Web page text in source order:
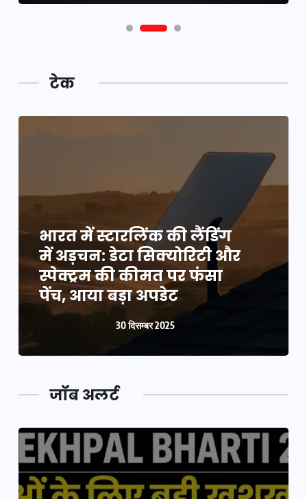
टेक
भारत में स्टारलिंक की लैंडिंग
में अड़चन: डेटा सिक्योरिटी और
स्पेक्ट्रम की कीमत पर फंसा
पेंच, आया बड़ा अपडेट
30 दिसम्बर 2025
जॉब अलर्ट